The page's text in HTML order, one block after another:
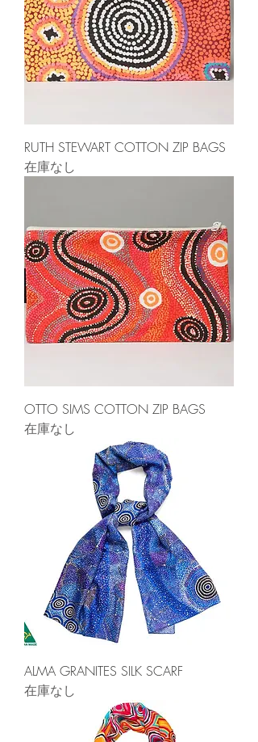
RUTH STEWART COTTON ZIP BAGS
在庫なし
OTTO SIMS COTTON ZIP BAGS
在庫なし
ALMA GRANITES SILK SCARF
在庫なし